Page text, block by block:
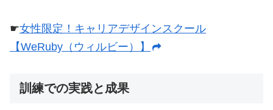
☛女性限定！キャリアデザインスクール
【WeRuby（ウィルビー）】
訓練での実践と成果